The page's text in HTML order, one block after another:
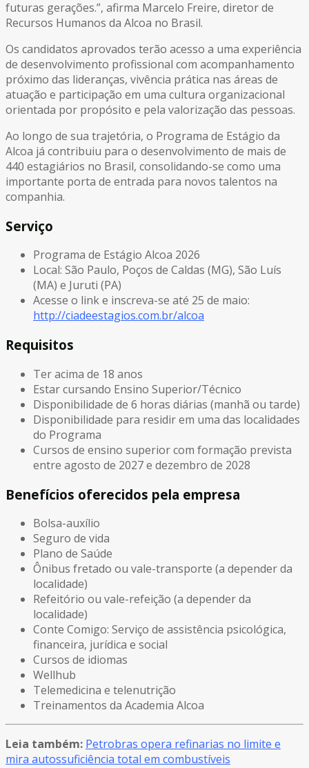
futuras gerações.”, afirma Marcelo Freire, diretor de
Recursos Humanos da Alcoa no Brasil.
Os candidatos aprovados terão acesso a uma experiência
de desenvolvimento profissional com acompanhamento
próximo das lideranças, vivência prática nas áreas de
atuação e participação em uma cultura organizacional
orientada por propósito e pela valorização das pessoas.
Ao longo de sua trajetória, o Programa de Estágio da
Alcoa já contribuiu para o desenvolvimento de mais de
440 estagiários no Brasil, consolidando-se como uma
importante porta de entrada para novos talentos na
companhia.
Serviço
Programa de Estágio Alcoa 2026
Local: São Paulo, Poços de Caldas (MG), São Luís
(MA) e Juruti (PA)
Acesse o link e inscreva-se até 25 de maio:
http://ciadeestagios.com.br/alcoa
Requisitos
Ter acima de 18 anos
Estar cursando Ensino Superior/Técnico
Disponibilidade de 6 horas diárias (manhã ou tarde)
Disponibilidade para residir em uma das localidades
do Programa
Cursos de ensino superior com formação prevista
entre agosto de 2027 e dezembro de 2028
Benefícios oferecidos pela empresa
Bolsa-auxílio
Seguro de vida
Plano de Saúde
Ônibus fretado ou vale-transporte (a depender da
localidade)
Refeitório ou vale-refeição (a depender da
localidade)
Conte Comigo: Serviço de assistência psicológica,
financeira, jurídica e social
Cursos de idiomas
Wellhub
Telemedicina e telenutrição
Treinamentos da Academia Alcoa
Leia também: Petrobras opera refinarias no limite e
mira autossuficiência total em combustíveis